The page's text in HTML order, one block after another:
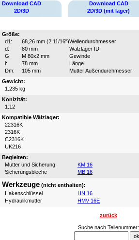
Download CAD
2D/3D
Download CAD
2D/3D (mit lager)
Größe:
d1:
68,26 mm (2.11/16")Wellendurchmesser
d:
80 mm
Wälzlager ID
G:
M 80x2 mm
Gewinde
l:
78 mm
Länge
Dm:
105 mm
Mutter Außendurchmesser
Gewicht:
1.235 kg
Konizität:
1:12
Kompatible Wälzlager:
22316K
2316K
C2316K
UK216
Begleiten:
Mutter und Sicherung
KM 16
Sicherungsbleche
MB 16
Werkzeuge (nicht enthalten):
Hakenschlüssel
HN 16
Hydraulikmutter
HMV 16E
zurück
Suche nach Teilenummer: